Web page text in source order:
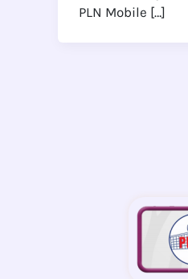
PLN Mobile […]